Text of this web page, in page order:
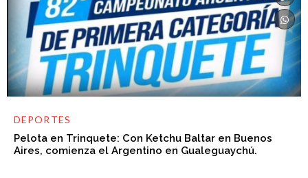
DEPORTES
Pelota en Trinquete: Con Ketchu Baltar en Buenos
Aires, comienza el Argentino en Gualeguaychú.